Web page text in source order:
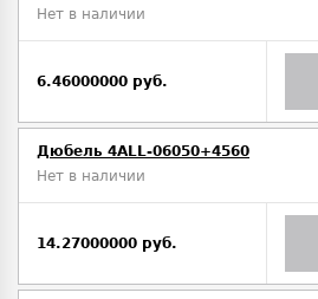
Нет в наличии
6.46000000 руб.
Дюбель 4ALL-06050+4560
Нет в наличии
14.27000000 руб.